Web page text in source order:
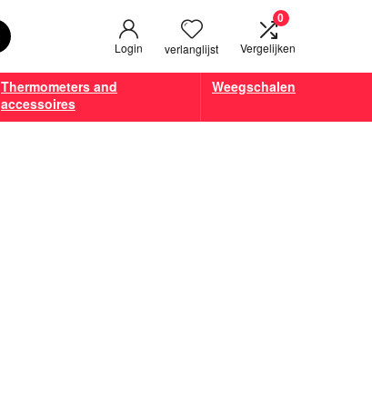
Login verlanglijst
0
Vergelijken
Thermometers and
accessoires
Weegschalen